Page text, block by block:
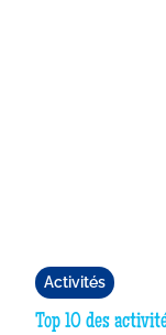
Activités
Top 10 des